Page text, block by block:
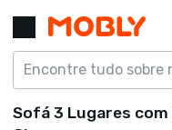
Sofá 3 Lugares